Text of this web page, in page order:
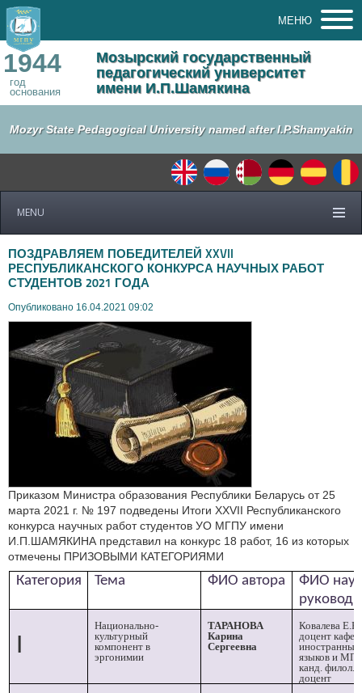
МЕНЮ
1944
год
основания
Мозырский государственный
педагогический университет
имени И.П.Шамякина
Mozyr State Pedagogical University named after I.P.Shamyakin
MENU
ПОЗДРАВЛЯЕМ ПОБЕДИТЕЛЕЙ XXVII
РЕСПУБЛИКАНСКОГО КОНКУРСА НАУЧНЫХ РАБОТ
СТУДЕНТОВ 2021 ГОДА
Опубликовано 16.04.2021 09:02
Приказом Министра образования Республики Беларусь от 25
марта 2021 г. № 197 подведены Итоги XXVII Республиканского
конкурса научных работ студентов УО МГПУ имени
И.П.ШАМЯКИНА представил на конкурс 18 работ, 16 из которых
отмечены ПРИЗОВЫМИ КАТЕГОРИЯМИ
Категория Тема ФИО автора ФИО
I
Национально-
культурный
компонент в
эргонимии
ТАРАНОВА
Карина
Сергеевна
Ковалева
доцент
иностранных
языков и
канд. филол.
доцент